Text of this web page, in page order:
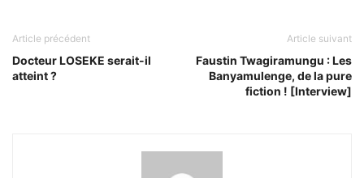
Article précédent
Docteur LOSEKE serait-il
atteint ?
Article suivant
Faustin Twagiramungu : Les
Banyamulenge, de la pure
fiction ! [Interview]